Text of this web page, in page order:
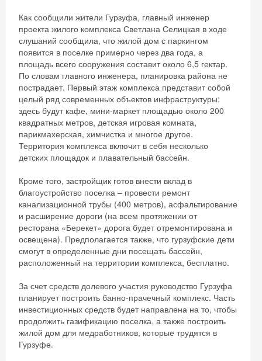
Как сообщили жители Гурзуфа, главный инженер
проекта жилого комплекса Светлана Селицкая в ходе
слушаний сообщила, что жилой дом с паркингом
появится в поселке примерно через два года, а
площадь всего сооружения составит около 6,5 гектар.
По словам главного инженера, планировка района не
пострадает. Первый этаж комплекса представит собой
целый ряд современных объектов инфраструктуры:
здесь будут кафе, мини-маркет площадью около 200
квадратных метров, детская игровая комната,
парикмахерская, химчистка и многое другое.
Территория комплекса включит в себя несколько
детских площадок и плавательный бассейн.
Кроме того, застройщик готов внести вклад в
благоустройство поселка – провести ремонт
канализационной трубы (400 метров), асфальтирование
и расширение дороги (на всем протяжении от
ресторана «Берекет» дорога будет отремонтирована и
освещена). Предполагается также, что гурзуфские дети
смогут в определенные дни посещать бассейн,
расположенный на территории комплекса, бесплатно.
За счет средств долевого участия руководство Гурзуфа
планирует построить банно-прачечный комплекс. Часть
инвестиционных средств будет направлена на то, чтобы
продолжить газификацию поселка, а также построить
жилой дом для медработников, которые трудятся в
Гурзуфе.